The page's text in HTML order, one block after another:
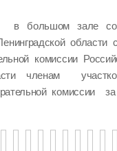
в большом зале
комиссии
членам